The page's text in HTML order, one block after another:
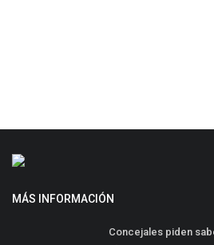
MÁS INFORMACIÓN
Concejales piden